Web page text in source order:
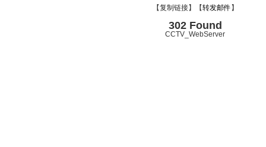
【复制链接】【转发邮件 】
302 Found
CCTV_WebServer